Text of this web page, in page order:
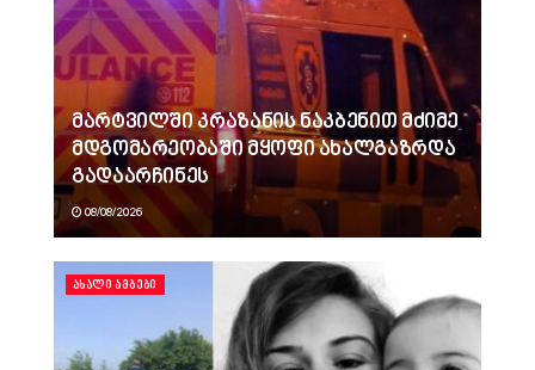
მარტვილში კრაზანის ნაკბენით მძიმე
მდგომარეობაში მყოფი ახალგაზრდა
გადაარჩინეს
08/08/2026
ᲐᲮᲐᲚᲘ ᲐᲛᲑᲔᲑᲘ